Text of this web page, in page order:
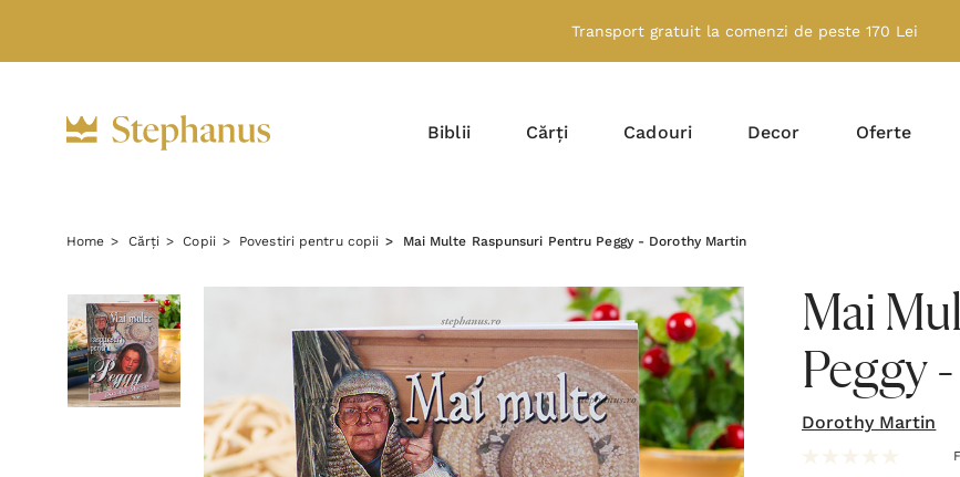
Transport gratuit la comenzi de peste 170 Lei
Biblii Cărți Cadouri Decor Oferte
Home Cărți Copii Povestiri pentru copii Mai Multe Raspunsuri Pentru Peggy - Dorothy Martin
Mai
Peggy
Dorothy Martin